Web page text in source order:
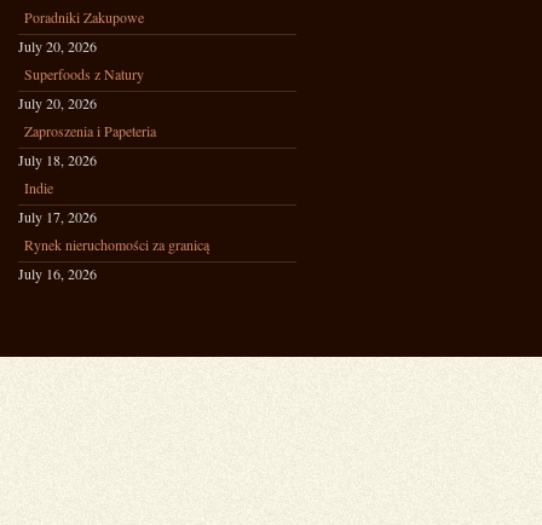
Poradniki Zakupowe
July 20, 2026
Superfoods z Natury
July 20, 2026
Zaproszenia i Papeteria
July 18, 2026
Indie
July 17, 2026
Rynek nieruchomości za granicą
July 16, 2026